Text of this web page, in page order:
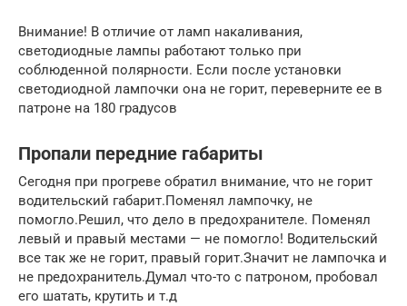
Внимание! В отличие от ламп накаливания,
светодиодные лампы работают только при
соблюденной полярности. Если после установки
светодиодной лампочки она не горит, переверните ее в
патроне на 180 градусов
Пропали передние габариты
Сегодня при прогреве обратил внимание, что не горит
водительский габарит.Поменял лампочку, не
помогло.Решил, что дело в предохранителе. Поменял
левый и правый местами — не помогло! Водительский
все так же не горит, правый горит.Значит не лампочка и
не предохранитель.Думал что-то с патроном, пробовал
его шатать, крутить и т.д